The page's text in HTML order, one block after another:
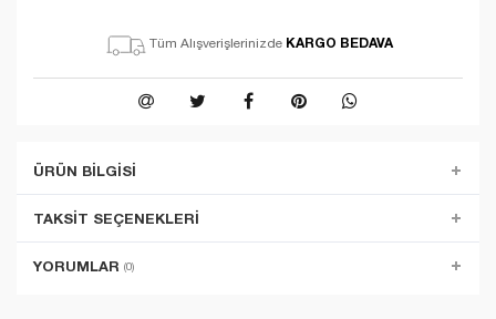
Tüm Alışverişlerinizde KARGO BEDAVA
ÜRÜN BILGISI
TAKSIT SEÇENEKLERI
YORUMLAR (0)